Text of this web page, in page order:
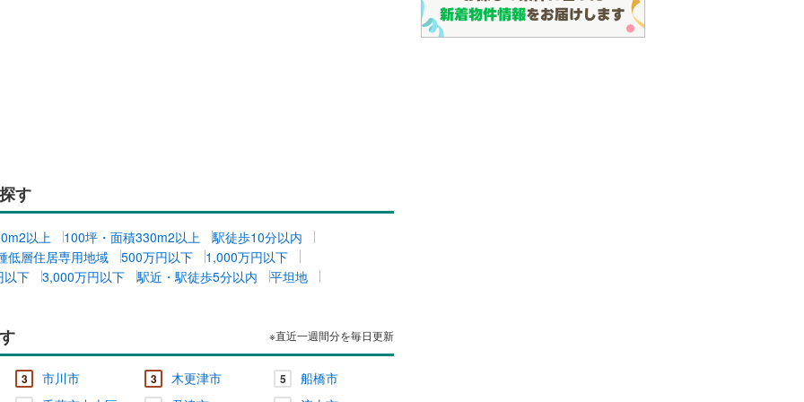
す
以上 100坪・面積330m2以上
駅徒歩10分以内
低層住居専用地域
500万円以下
1,000万円以下
以下
3,000万円以下 駅近・駅徒歩5分以内 平坦地
※直近一週間分を毎日更新
3 市川市 3 木更津市 5 船橋市